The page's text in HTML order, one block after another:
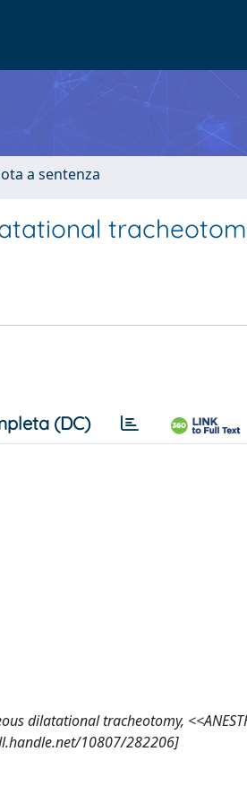
a sentenza
(DC)
dilatational tracheotomy,
10807/282206]